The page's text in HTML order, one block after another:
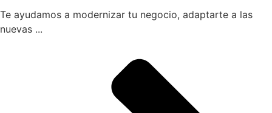
Te ayudamos a modernizar tu negocio, adaptarte a las
nuevas ...